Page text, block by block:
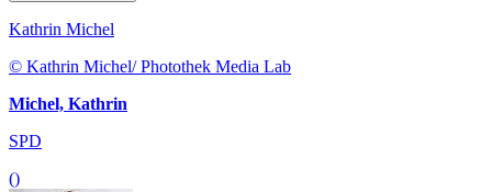
Kathrin Michel
© Kathrin Michel/ Photothek Media Lab
Michel, Kathrin
SPD
()